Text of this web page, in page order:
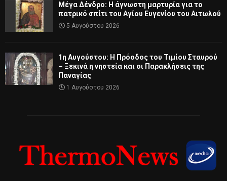
Μέγα Δένδρο: Η άγνωστη μαρτυρία για το
πατρικό σπίτι του Αγίου Ευγενίου του Αιτωλού
5 Αυγούστου 2026
1η Αυγούστου: Η Πρόοδος του Τιμίου Σταυρού
– Ξεκινά η νηστεία και οι Παρακλήσεις της
Παναγίας
1 Αυγούστου 2026